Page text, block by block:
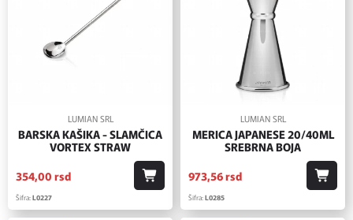
LUMIAN SRL
BARSKA KAŠIKA - SLAMČICA
VORTEX STRAW
354,00 rsd
Šifra:L0227
LUMIAN SRL
MERICA JAPANESE 20/40ML
SREBRNA BOJA
973,56rsd
Šifra:L0285